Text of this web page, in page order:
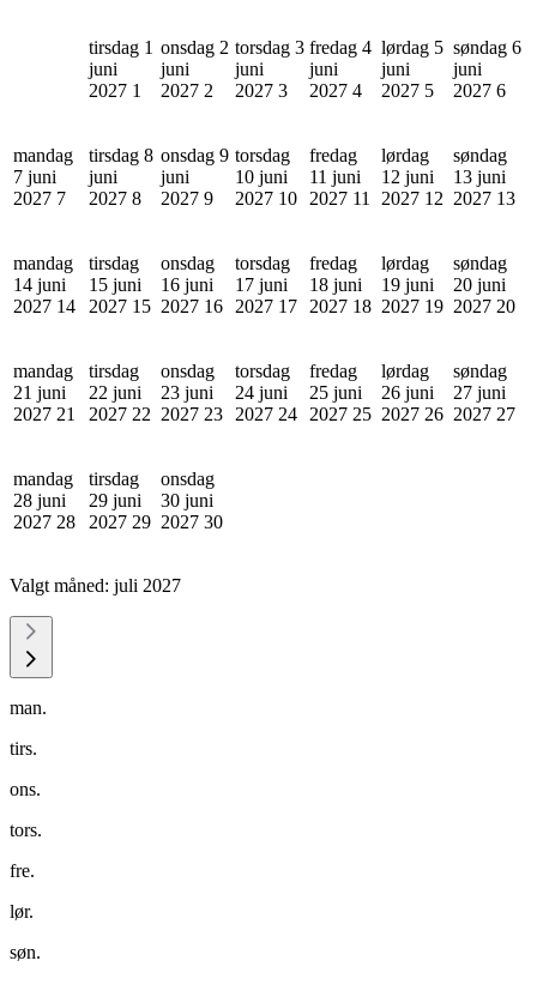
tirsdag 1
juni
2027 1
onsdag 2
juni
2027 2
torsdag 3
juni
2027 3
fredag 4
juni
2027 4
lørdag 5
juni
2027 5
søndag 6
juni
2027 6
mandag
7 juni
2027 7
tirsdag 8
juni
2027 8
onsdag 9
juni
2027 9
torsdag
10 juni
2027 10
fredag
11 juni
2027 11
lørdag
12 juni
2027 12
søndag
13 juni
2027 13
mandag
14 juni
2027 14
tirsdag
15 juni
2027 15
onsdag
16 juni
2027 16
torsdag
17 juni
2027 17
fredag
18 juni
2027 18
lørdag
19 juni
2027 19
søndag
20 juni
2027 20
mandag
21 juni
2027 21
tirsdag
22 juni
2027 22
onsdag
23 juni
2027 23
torsdag
24 juni
2027 24
fredag
25 juni
2027 25
lørdag
26 juni
2027 26
søndag
27 juni
2027 27
mandag
28 juni
2027 28
tirsdag
29 juni
2027 29
onsdag
30 juni
2027 30
Valgt måned: juli 2027
man.
tirs.
ons.
tors.
fre.
lør.
søn.